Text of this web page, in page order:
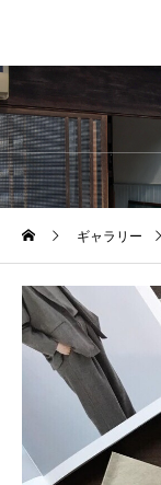
ギャラリー